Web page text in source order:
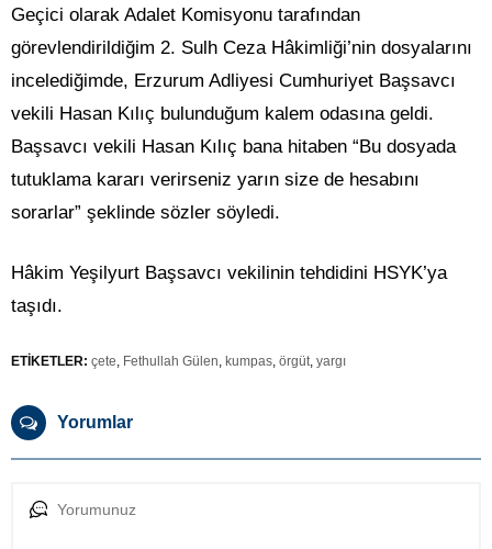
Geçici olarak Adalet Komisyonu tarafından
görevlendirildiğim 2. Sulh Ceza Hâkimliği’nin dosyalarını
incelediğimde, Erzurum Adliyesi Cumhuriyet Başsavcı
vekili Hasan Kılıç bulunduğum kalem odasına geldi.
Başsavcı vekili Hasan Kılıç bana hitaben “Bu dosyada
tutuklama kararı verirseniz yarın size de hesabını
sorarlar” şeklinde sözler söyledi.
Hâkim Yeşilyurt Başsavcı vekilinin tehdidini HSYK’ya
taşıdı.
ETİKETLER: çete, Fethullah Gülen, kumpas, örgüt, yargı
Yorumlar